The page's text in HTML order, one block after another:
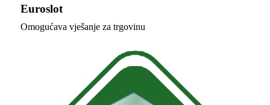
Euroslot
Omogućava vješanje za trgovinu